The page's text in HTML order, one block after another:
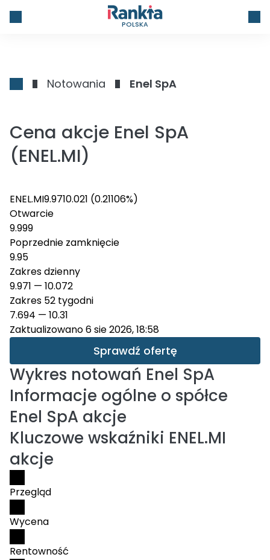
POLSKA
Notowania Enel SpA
Cena akcje Enel SpA
(ENEL.MI)
ENEL.MI9.9710.021 (0.21106%)
Otwarcie
9.999
Poprzednie zamknięcie
9.95
Zakres dzienny
9.971 — 10.072
Zakres 52 tygodni
7.694 — 10.31
Zaktualizowano 6 sie 2026, 18:58
Sprawdź ofertę
Wykres notowań Enel SpA
Informacje ogólne o spółce
Enel SpA akcje
Kluczowe wskaźniki ENEL.MI
akcje
Przegląd
Wycena
Rentowność